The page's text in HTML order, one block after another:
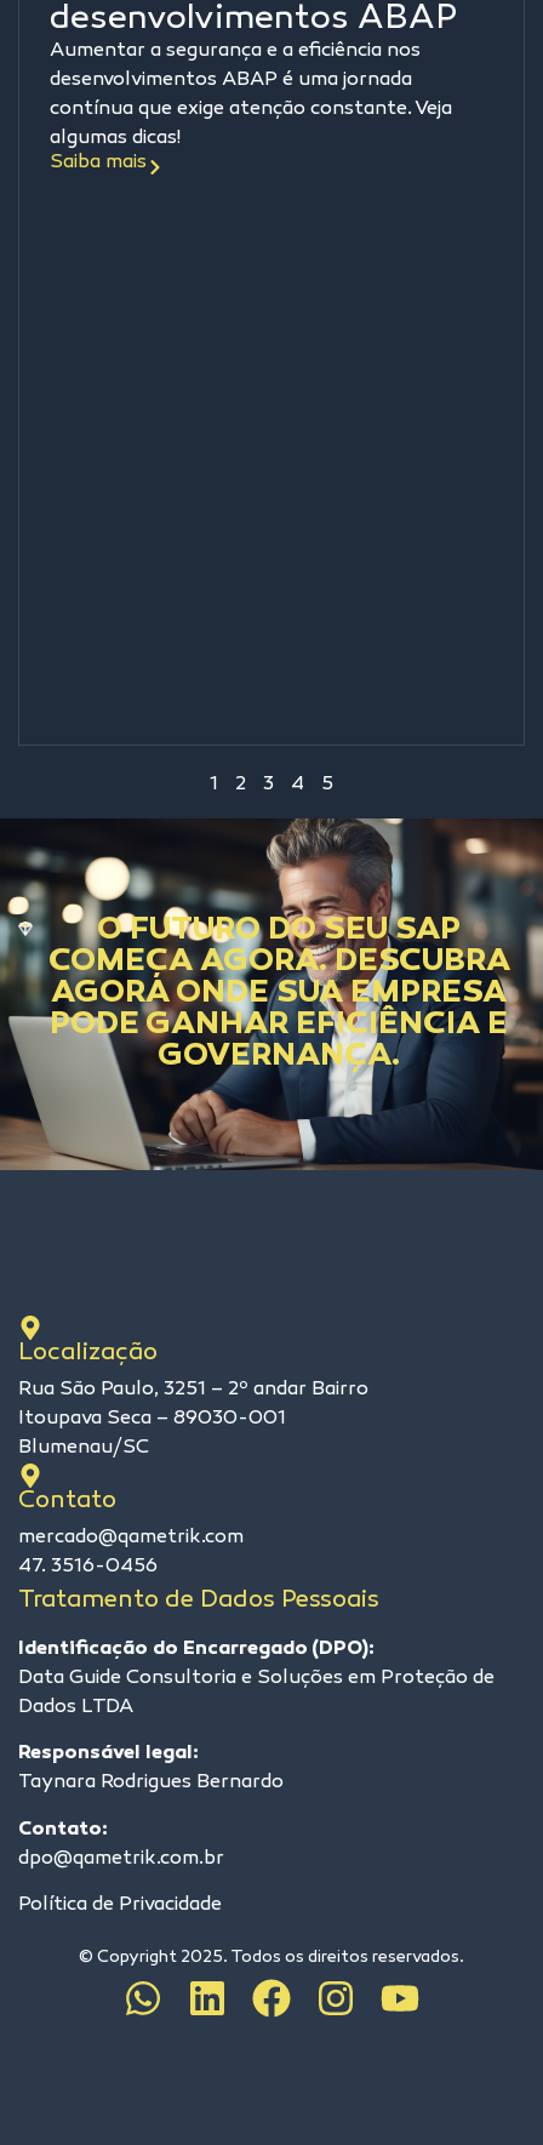
desenvolvimentos ABAP
Aumentar a segurança e a eficiência nos
desenvolvimentos ABAP é uma jornada
contínua que exige atenção constante. Veja
algumas dicas!
Saiba mais
1 2 3 4 5
O FUTURO DO SEU SAP
COMEÇA AGORA. DESCUBRA
AGORA ONDE SUA EMPRESA
PODE GANHAR EFICIÊNCIA E
GOVERNANÇA.
© Copyright 2025. Todos os direitos reservados.
Localização
Rua São Paulo, 3251 – 2º andar Bairro
Itoupava Seca – 89030-001
Blumenau/SC
Contato
mercado@qametrik.com
47. 3516-0456
Tratamento de Dados Pessoais
Identificação do Encarregado (DPO):
Data Guide Consultoria e Soluções em Proteção de
Dados LTDA
Responsável legal:
Taynara Rodrigues Bernardo
Contato:
dpo@qametrik.com.br
Política de Privacidade